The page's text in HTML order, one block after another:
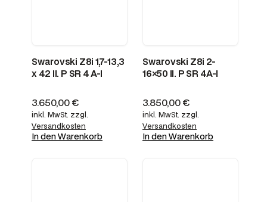
Swarovski Z8i 1,7-13,3
x 42 II. P SR 4 A-I
3.650,00€
inkl. MwSt. zzgl.
Versandkosten
In den Warenkorb
Swarovski Z8i 2-
16×50 II. P SR 4A-I
3.850,00€
inkl. MwSt. zzgl.
Versandkosten
In den Warenkorb